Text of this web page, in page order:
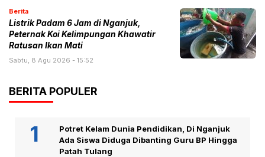
Berita
Listrik Padam 6 Jam di Nganjuk,
Peternak Koi Kelimpungan Khawatir
Ratusan Ikan Mati
Sabtu, 8 Agu 2026 - 15:52
BERITA POPULER
Potret Kelam Dunia Pendidikan, Di Nganjuk
Ada Siswa Diduga Dibanting Guru BP Hingga
Patah Tulang